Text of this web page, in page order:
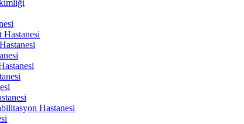
Hastanesi
Hastanesi